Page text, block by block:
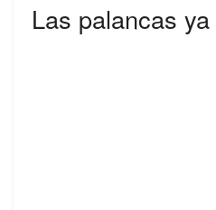
Las palancas